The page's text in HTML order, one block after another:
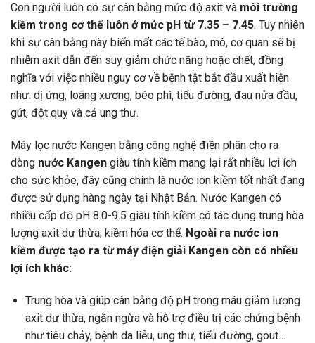
Con người luôn có sự cân bằng mức độ axit và môi trường
kiềm trong cơ thể luôn ở mức pH từ 7.35 – 7.45. Tuy nhiên
khi sự cân bằng này biến mất các tế bào, mô, cơ quan sẽ bị
nhiễm axit dẫn đến suy giảm chức năng hoặc chết, đồng
nghĩa với việc nhiều nguy cơ về bệnh tật bắt đầu xuất hiện
như: dị ứng, loãng xương, béo phì, tiểu đường, đau nửa đầu,
gút, đột quỵ và cả ung thư.
Máy lọc nước Kangen bằng công nghệ điện phân cho ra
dòng nước Kangen giàu tính kiềm mang lại rất nhiều lợi ích
cho sức khỏe, đây cũng chính là nước ion kiềm tốt nhất đang
được sử dụng hàng ngày tại Nhật Bản. Nước Kangen có
nhiều cấp độ pH 8.0-9.5 giàu tính kiềm có tác dụng trung hòa
lượng axit dư thừa, kiềm hóa cơ thể. Ngoài ra nước ion
kiềm được tạo ra từ máy điện giải Kangen còn có nhiều
lợi ích khác:
Trung hòa và giúp cân bằng độ pH trong máu giảm lượng
axit dư thừa, ngăn ngừa và hỗ trợ điều trị các chứng bệnh
như tiêu chảy, bệnh da liễu, ung thư, tiểu đường, gout…